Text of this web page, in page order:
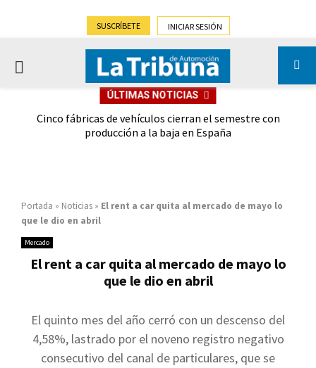
SUSCRÍBETE INICIAR SESIÓN
PRIMARY
ÚLTIMAS NOTICIAS
Cinco fábricas de vehículos cierran el semestre con
producción a la baja en España
Portada » Noticias » El rent a car quita al mercado de mayo lo
que le dio en abril
Mercado
El rent a car quita al mercado de mayo lo
que le dio en abril
El quinto mes del año cerró con un descenso del
4,58%, lastrado por el noveno registro negativo
consecutivo del canal de particulares, que se